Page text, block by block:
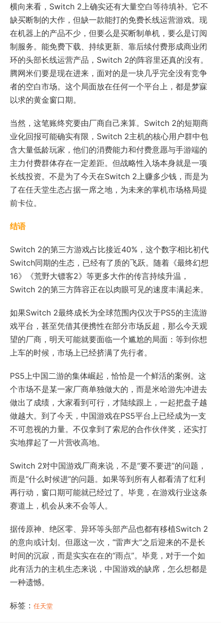
横向来看，Switch 2上确实还有大量空白等待填补。它不
缺买断制的大作，但缺一款能打的免费长线运营游戏。现
在机器上的产品不少，但要么是买断制单机，要么是订阅
制服务。能免费下载、持续更新、靠后续付费形成商业闭
环的头部长线运营产品，Switch 2的阵容里还真的没有。
腾网米们要是现在进来，面对的是一块几乎完全没有竞争
者的空白市场。这个局面放在任何一个平台上，都是梦寐
以求的黄金窗口期。
当然，这笔账终究要由厂商自己来算。Switch 2的短期商
业化回报可能确实有限， Switch 2主机的核心用户群中包
含大量低龄玩家，他们的消费能力和付费意愿与手游端的
主力付费群体存在一定差距。但战略性入场本身就是一项
长线投资。不是为了今天在Switch 2上赚多少钱，而是为
了在任天堂生态占据一席之地，为未来的掌机市场格局提
前卡位。
结语
Switch 2的第三方游戏占比接近40%，这个数字相比初代
Switch同期的生态，已经有了质的飞跃。随着《最终幻想
16》《荒野大镖客2》等更多大作的传言持续升温，
Switch 2的第三方阵容正在以肉眼可见的速度丰满起来。
如果Switch 2最终成长为全球范围内仅次于PS5的主流游
戏平台，甚至凭借其便携性在部分市场反超，那么今天观
望的厂商，明天可能就要面临一个尴尬的局面：等到你想
上车的时候，市场上已经挤满了先行者。
PS5上中国二游的集体崛起，恰恰是一个鲜活的案例。这
个市场不是某一家厂商单独做大的，而是米哈游先冲进去
做出了成绩，大家看到可行，才陆续跟上，一起把盘子越
做越大。到了今天，中国游戏在PS5平台上已经成为一支
不可忽视的力量。不仅拿到了索尼的合作伙伴奖，还实打
实地撑起了一片营收高地。
Switch 2对中国游戏厂商来说，不是“要不要进”的问题，
而是“什么时候进”的问题。如果等到所有人都看清了红利
再行动，窗口期可能就已经过了。毕竟，在游戏行业这条
赛道上，机会从来不会等人。
据传原神、绝区零、异环等头部产品也都有移植Switch 2
的意向或计划。但愿这一次，“雷声大”之后迎来的不是长
时间的沉寂，而是实实在在的“雨点”。毕竟，对于一个如
此有活力的主机生态来说，中国游戏的缺席，怎么想都是
一种遗憾。
标签： 任天堂